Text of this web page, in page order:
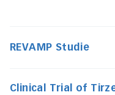
REVAMP Studie
Clinical Trial of